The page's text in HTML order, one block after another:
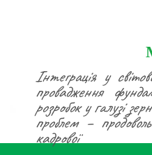
Інтеграція у
провадження
розробок у галузі
проблем –
кадрової